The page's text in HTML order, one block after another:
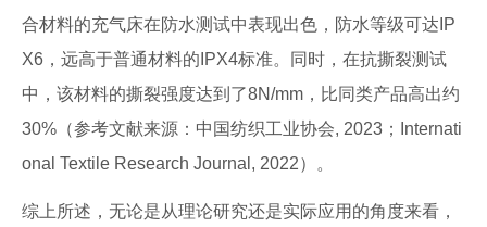
合材料的充气床在防水测试中表现出色，防水等级可达IP
X6，远高于普通材料的IPX4标准。同时，在抗撕裂测试
中，该材料的撕裂强度达到了8N/mm，比同类产品高出约
30%（参考文献来源：中国纺织工业协会, 2023；Internati
onal Textile Research Journal, 2022）。
综上所述，无论是从理论研究还是实际应用的角度来看，